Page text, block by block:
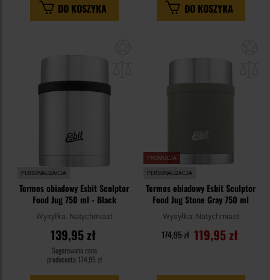
DO KOSZYKA DO KOSZYKA
PERSONALIZACJA
Termos obiadowy Esbit Sculptor
Food Jug 750 ml - Black
Wysyłka: Natychmiast
139,95 zł
Sugerowana cena
producenta 174,95 zł
PROMOCJA
PERSONALIZACJA
Termos obiadowy Esbit Sculptor
Food Jug Stone Gray 750 ml
Wysyłka: Natychmiast
119,95 zł
174,95 zł